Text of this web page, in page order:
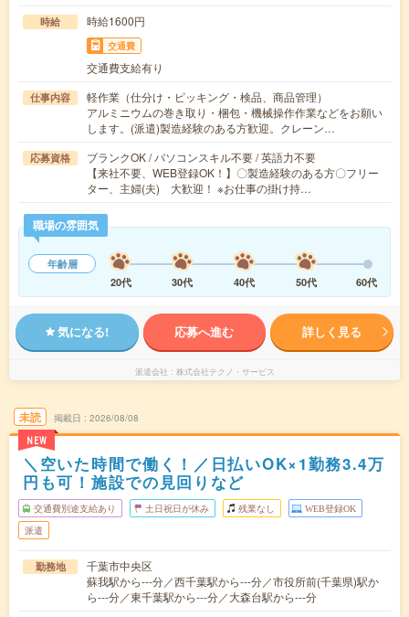
時給 時給1600円
交通費
交通費支給有り
仕事内容
軽作業（仕分け・ピッキング・検品、商品管理）
アルミニウムの巻き取り・梱包・機械操作作業などをお願い
します。(派遣)製造経験のある方歓迎。クレーン…
応募資格
ブランクOK / パソコンスキル不要 / 英語力不要
【来社不要、WEB登録OK！】〇製造経験のある方〇フリー
ター、主婦(夫) 大歓迎！ ※お仕事の掛け持…
職場の雰囲気
年齢層
20代
30代 40代 50代 60代
気になる! 応募へ進む 詳しく見る
派遣会社 株式会社テクノ・サービス
未読
NEW
掲載日 2026/08/08
＼空いた時間で働く！／日払いOK×1勤務3.4万
円も可！施設での見回りなど
交通費別途支給あり 土日祝日が休み 残業なし WEB登録OK
派遣
勤務地
千葉市中央区
蘇我駅から---分／西千葉駅から---分／市役所前(千葉県)駅か
ら---分／東千葉駅から---分／大森台駅から---分